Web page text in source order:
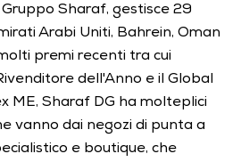
Sharaf, gestisce 29
Arabi Uniti, Bahrein, Oman
premi recenti tra cui
dell'Anno e il Global
ME, Sharaf DG ha molteplici
vanno dai negozi di punta a
e boutique, che